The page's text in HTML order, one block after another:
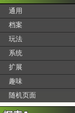
通用
档案
玩法
系统
扩展
趣味
随机页面